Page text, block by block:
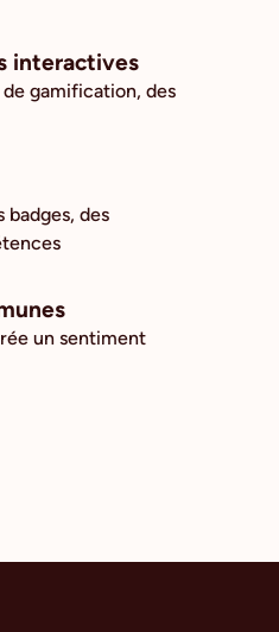
interactives
gamification, des
badges, des
un sentiment